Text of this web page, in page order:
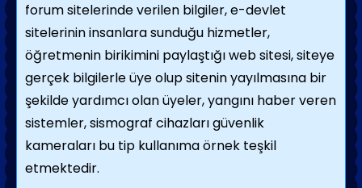
forum sitelerinde verilen bilgiler, e-devlet
sitelerinin insanlara sunduğu hizmetler,
öğretmenin birikimini paylaştığı web sitesi, siteye
gerçek bilgilerle üye olup sitenin yayılmasına bir
şekilde yardımcı olan üyeler, yangını haber veren
sistemler, sismograf cihazları güvenlik
kameraları bu tip kullanıma örnek teşkil
etmektedir.